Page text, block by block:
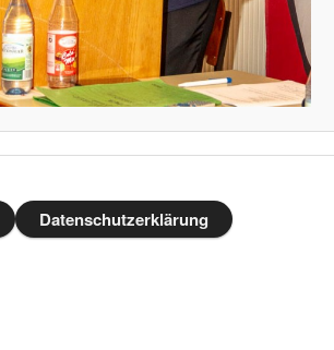
Datenschutzerklärung